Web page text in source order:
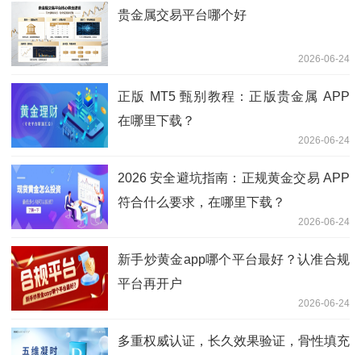
贵金属交易平台哪个好
2026-06-24
正版 MT5 甄别教程：正版贵金属 APP
在哪里下载？
2026-06-24
2026 安全避坑指南：正规黄金交易 APP
符合什么要求，在哪里下载？
2026-06-24
新手炒黄金app哪个平台最好？认准合规
平台再开户
2026-06-24
多重权威认证，长久效果验证，骨性填充